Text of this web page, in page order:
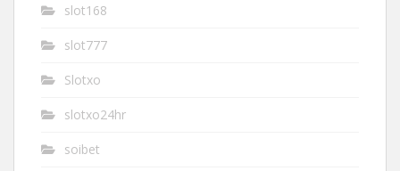
slot168
slot777
Slotxo
slotxo24hr
soibet